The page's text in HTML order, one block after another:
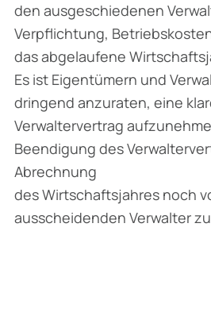
den ausgeschiedenen
Verpflichtung,
das abgelaufene
Es ist Eigentümern und
dringend anzuraten, eine
Verwaltervertrag
Beendigung des
Abrechnung
des Wirtschaftsjahres noch
ausscheidenden Verwalter